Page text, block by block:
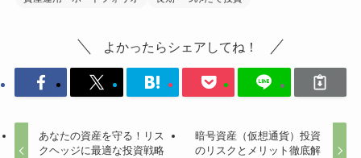
よかったらシェアしてね！
あなたの資産を守る！リス
クヘッジに最適な投資戦略
暗号資産（仮想通貨）投資
のリスクとメリット徹底解